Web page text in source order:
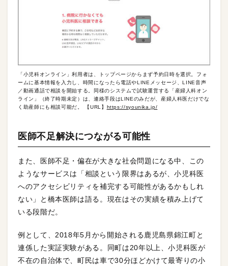
「小児科オンライン」利用者は、トップページからまず予約日時を選択。フォ
ームに基本情報を入力し、時間になったら電話やLINEメッセージ、LINE音声
／動画通話で相談を開始する。同様のシステムで試験運営する「産婦人科オン
ライン」（終了時期未定）は、連絡手段はLINEのみだが、産婦人科医だけでな
く助産師にも相談可能だ。 【URL】 https://syounika.jp/
医師不足解決につながる可能性
また、医師不足・偏在が大きな社会問題になる中、この
ようなサービスは「相談という限界はあるが、小児科医
へのアクセシビリティを補完する可能性があるかもしれ
ない」と橋本医師は語る。現在はその実績を積み上げて
いる段階だ。
例として、2018年5月から開始される鹿児島県錦江町と
連係した実証実験がある。同町は20年以上、小児科医が
不在の自治体で、町民は車で30分ほどかけて最寄りの小